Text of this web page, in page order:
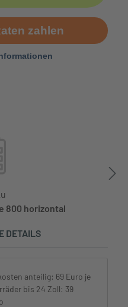
800 horizontal
DETAILS
anteilig: 69 Euro je
bis 24 Zoll: 39